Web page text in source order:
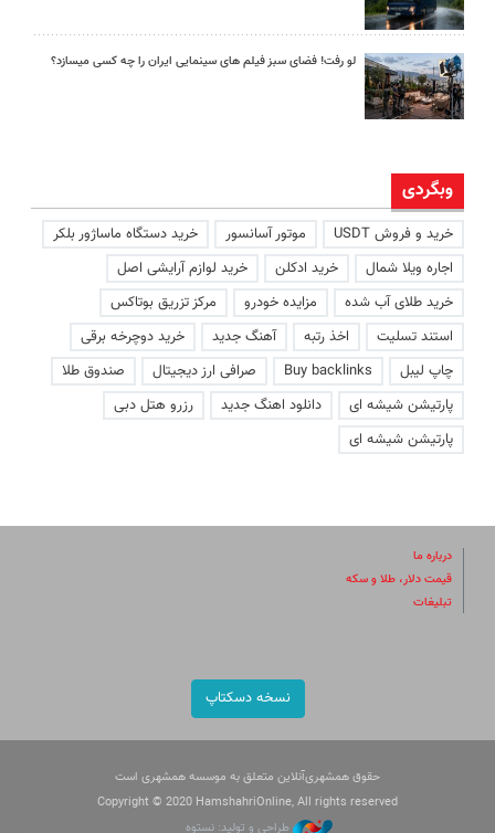
لو رفت! فضای سبز فیلم های سینمایی ایران را چه کسی میسازد؟
وبگردی
خرید و فروش USDT موتور آسانسور
خرید دستگاه ماساژور بلکر
اجاره ویلا شمال
خرید ادکلن
خرید لوازم آرایشی اصل
خرید طلای آب شده
مزایده خودرو
مرکز تزریق بوتاکس
استند تسلیت
اخذ رتبه آهنگ جدید
خرید دوچرخه برقی
چاپ لیبل
Buy backlinks صرافی ارز دیجیتال
صندوق طلا
پارتیشن شیشه ای
دانلود اهنگ جدید
رزرو هتل دبی
پارتیشن شیشه ای
درباره ما
قیمت دلار، طلا و سکه
تبلیغات
نسخه دسکتاپ
حقوق همشهری‌آنلاین متعلق به موسسه همشهری است
Copyright © 2020 HamshahriOnline, All rights reserved
طراحی و تولید: نستوه